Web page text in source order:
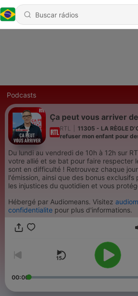
Podcasts
Ça peut vous arriver
RTL
11305 - LA RÈGLE
refuser mon enfant pour
Du lundi au vendredi de 10h à 12h sur
votre allié et se bat pour faire respecter
sont en difficulté ! Retrouvez chaque
l'émission, ainsi que des bonus
les injustices du quotidien et vous
Hébergé par Audiomeans. Visitez
confidentialite pour plus d'informations.
00:00